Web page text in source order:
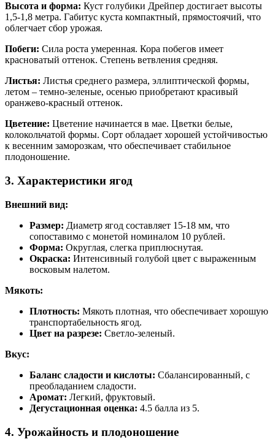
Высота и форма: Куст голубики Дрейпер достигает высоты
1,5-1,8 метра. Габитус куста компактный, прямостоячий, что
облегчает сбор урожая.
Побеги: Сила роста умеренная. Кора побегов имеет
красноватый оттенок. Степень ветвления средняя.
Листья: Листья среднего размера, эллиптической формы,
летом – темно-зеленые, осенью приобретают красивый
оранжево-красный оттенок.
Цветение: Цветение начинается в мае. Цветки белые,
колокольчатой формы. Сорт обладает хорошей устойчивостью
к весенним заморозкам, что обеспечивает стабильное
плодоношение.
3. Характеристики ягод
Внешний вид:
Размер: Диаметр ягод составляет 15-18 мм, что
сопоставимо с монетой номиналом 10 рублей.
Форма: Округлая, слегка приплюснутая.
Окраска: Интенсивный голубой цвет с выраженным
восковым налетом.
Мякоть:
Плотность: Мякоть плотная, что обеспечивает хорошую
транспортабельность ягод.
Цвет на разрезе: Светло-зеленый.
Вкус:
Баланс сладости и кислоты: Сбалансированный, с
преобладанием сладости.
Аромат: Легкий, фруктовый.
Дегустационная оценка: 4.5 балла из 5.
4. Урожайность и плодоношение